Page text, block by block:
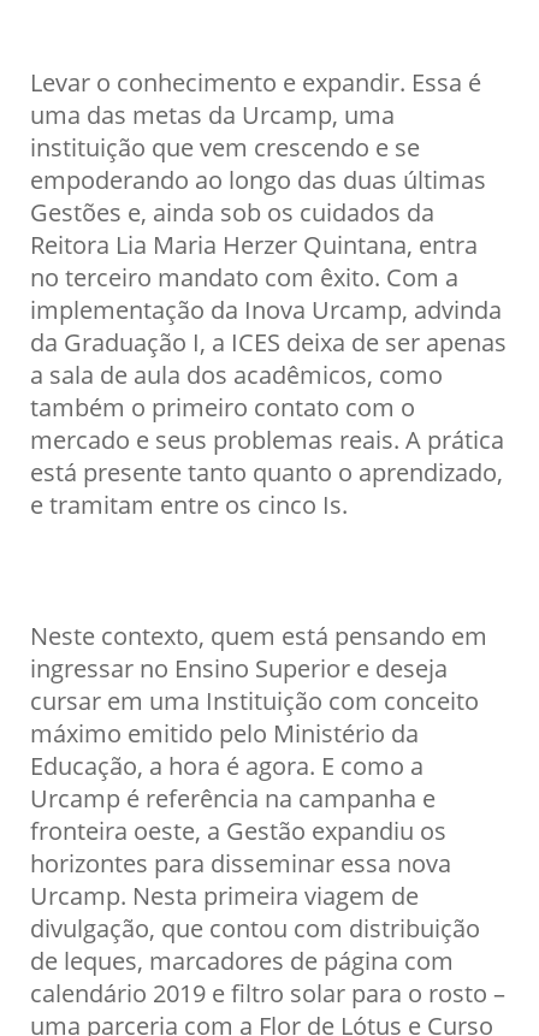
Levar o conhecimento e expandir. Essa é
uma das metas da Urcamp, uma
instituição que vem crescendo e se
empoderando ao longo das duas últimas
Gestões e, ainda sob os cuidados da
Reitora Lia Maria Herzer Quintana, entra
no terceiro mandato com êxito. Com a
implementação da Inova Urcamp, advinda
da Graduação I, a ICES deixa de ser apenas
a sala de aula dos acadêmicos, como
também o primeiro contato com o
mercado e seus problemas reais. A prática
está presente tanto quanto o aprendizado,
e tramitam entre os cinco Is.
Neste contexto, quem está pensando em
ingressar no Ensino Superior e deseja
cursar em uma Instituição com conceito
máximo emitido pelo Ministério da
Educação, a hora é agora. E como a
Urcamp é referência na campanha e
fronteira oeste, a Gestão expandiu os
horizontes para disseminar essa nova
Urcamp. Nesta primeira viagem de
divulgação, que contou com distribuição
de leques, marcadores de página com
calendário 2019 e filtro solar para o rosto –
uma parceria com a Flor de Lótus e Curso